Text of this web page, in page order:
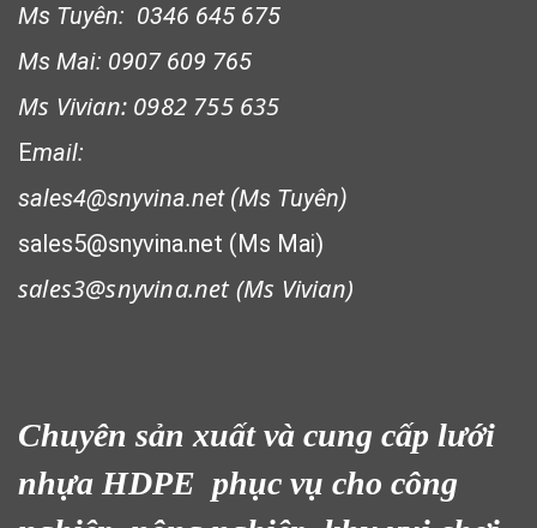
Ms Tuyên: 0346 645 675
Ms Mai: 0907 609 765
Ms Vivian: 0982 755 635
Email:
sales4@snyvina.net (Ms Tuyên)
sales5@snyvina.net (Ms Mai)
sales3@snyvina.net (Ms Vivian)
Chuyên sản xuất và cung cấp lưới
nhựa HDPE phục vụ cho công